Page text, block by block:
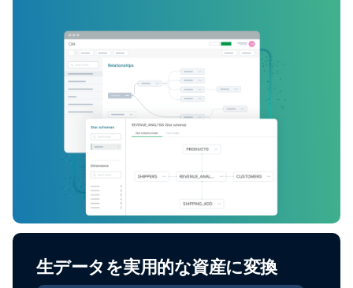
生データを実用的な資産に変換